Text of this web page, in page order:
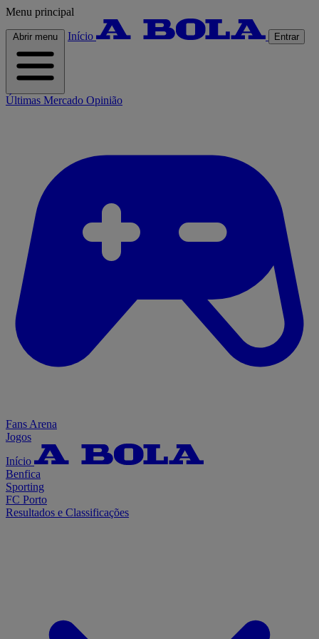
Menu principal
Abrir menu Início Entrar
Últimas Mercado Opinião
Fans Arena
Jogos
Início
Benfica
Sporting
FC Porto
Resultados e Classificações